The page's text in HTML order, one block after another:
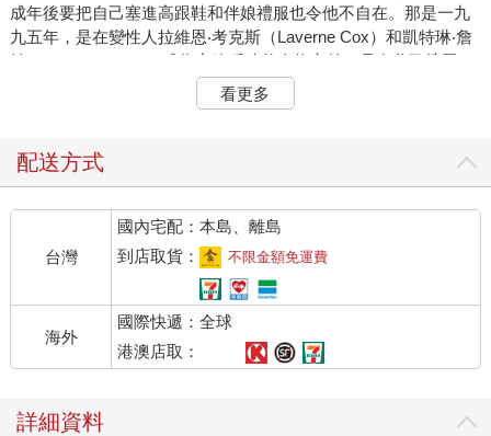
成年後要把自己塞進高跟鞋和伴娘禮服也令他不自在。那是一九
九五年，是在變性人拉維恩‧考克斯（Laverne Cox）和凱特琳‧詹
納（Caitlyn Jenner）成為家喻戶曉的人物之前，是在谷歌搜尋
「變性人」會得到法律建議之前，甚至是在有谷歌之前。當時巴
雷斯並不了解身為變性人是什麼意思，但是切除了雙邊乳房是種
豁然了悟。
時四十三歲的他是史丹佛大學的神經生物學家，剛發現了神經膠
質細胞的重要，這種大腦細胞的角色在那之前一直被低估，他的
發現具有開創性。科學界的同儕一直視他為女性，他不知道他們
對於他改變性別會有什麼反應。學生是否會不想再參與他的實驗
室工作？他是否不會再受邀參加學術研討會？
科學界的確作出了反應，但不是以巴雷斯所擔心的方式。在他變
性之後，不曉得他是變性人的那些人開始更仔細地聆聽他的意
見，不再質疑他的權威。身為中年白人男子，在開會時不再有人
他。他甚至在購物時得到更好的服務。在一場研討會上，他無意
看更多
配送方式
台灣
國內宅配：本島、離島
到店取貨：
不限金額免運費
海外
國際快遞：全球
港澳店取：
詳細資料